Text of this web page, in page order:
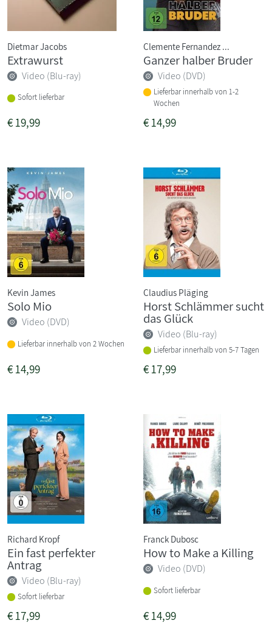
Dietmar Jacobs
Extrawurst
Video (Blu-ray)
Sofort lieferbar
€19,99
Clemente Fernandez ...
Ganzer halber Bruder
Video (DVD)
Lieferbar innerhalb von 1-2
Wochen
€14,99
Kevin James
Solo Mio
Video (DVD)
Lieferbar innerhalb von 2 Wochen
€14,99
Claudius Pläging
Horst Schlämmer sucht
das Glück
Video (Blu-ray)
Lieferbar innerhalb von 5-7 Tagen
€17,99
Richard Kropf
Ein fast perfekter
Antrag
Video (Blu-ray)
Sofort lieferbar
€17,99
Franck Dubosc
How to Make a Killing
Video (DVD)
Sofort lieferbar
€14,99